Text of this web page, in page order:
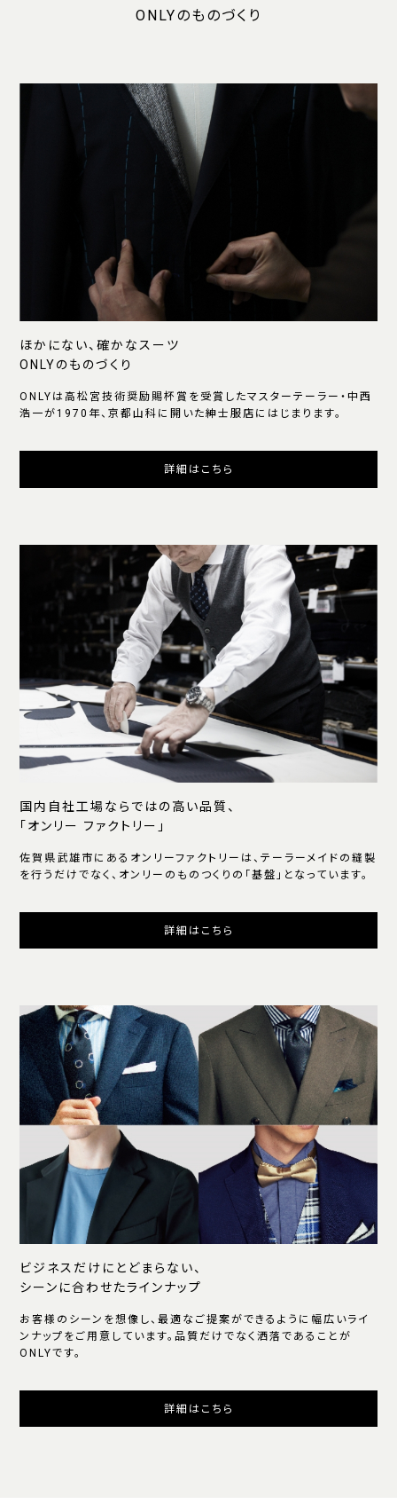
ONLYのものづくり
ほかにない、確かなスーツ
ONLYのものづくり
ONLYは高松宮技術奨励賜杯賞を受賞したマスターテーラー・中西
浩一が1970年、京都山科に開いた紳士服店にはじまります。
詳細はこちら
国内自社工場ならではの高い品質、
「オンリー ファクトリー」
佐賀県武雄市にあるオンリーファクトリーは、テーラーメイドの縫製
を行うだけでなく、オンリーのものつくりの「基盤」となっています。
詳細はこちら
ビジネスだけにとどまらない、
シーンに合わせたラインナップ
お客様のシーンを想像し、最適なご提案ができるように幅広いライ
ンナップをご用意しています。品質だけでなく洒落であることが
ONLYです。
詳細はこちら